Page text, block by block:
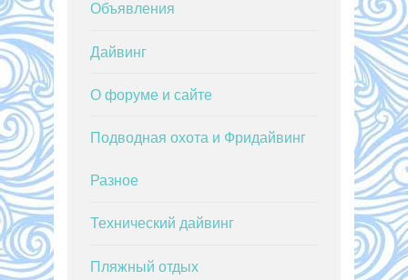
Объявления
Дайвинг
О форуме и сайте
Подводная охота и Фридайвинг
Разное
Технический дайвинг
Пляжный отдых